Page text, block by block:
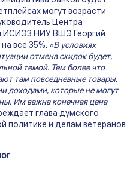
могут возрасти
Центра
ИСИЭЗ НИУ ВШЭ Георгий
все 35%. «В условиях
отмена скидок будет,
темой. Тем более что
там повсе­дневные товары.
доходами, которые не могут
Им важна конечная цена
глава думского
политике и делам ветеранов